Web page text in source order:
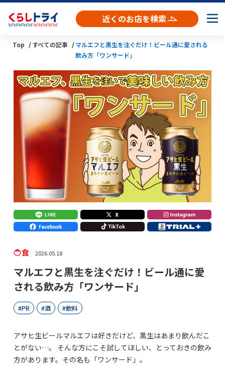
近くのお店を検索
Top すべての記事
マルエフと黒生を注ぐだけ！ビール通に愛される
飲み方「ワンサード」
食 2026.05.18
マルエフと黒生を注ぐだけ！ビール通に愛
される飲み方「ワンサード」
PR 酒 飲料
アサヒ生ビールマルエフは好きだけど、黒生はあまり飲んだこ
とがない…。 そんな方にこそ試してほしい、とっておきの飲み
方があります。その名も「ワンサード」。